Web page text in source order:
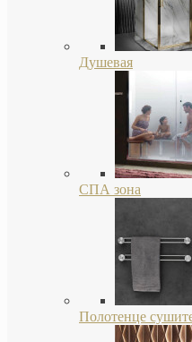
Душевая
СПА зона
Полотенце